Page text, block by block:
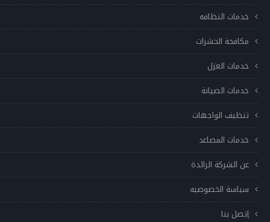
خدمات النظافه
مكافحة الحشرات
خدمات العزل
خدمات الصيانة
تنظيف الواجهات
خدمات المصاعد
عن الشركة الرائدة
سياسة الخصوصيه
إتصل بنا